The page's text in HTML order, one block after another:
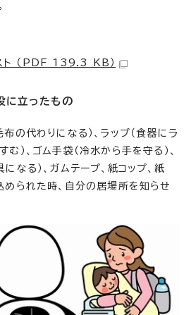
ト （PDF 139.3 KB）
に立ったもの
の代わりになる）、ラップ（食器にラ
）、ゴム手袋（冷水から手を守る）、
なる）、ガムテープ、紙コップ、紙
められた時、自分の居場所を知らせ